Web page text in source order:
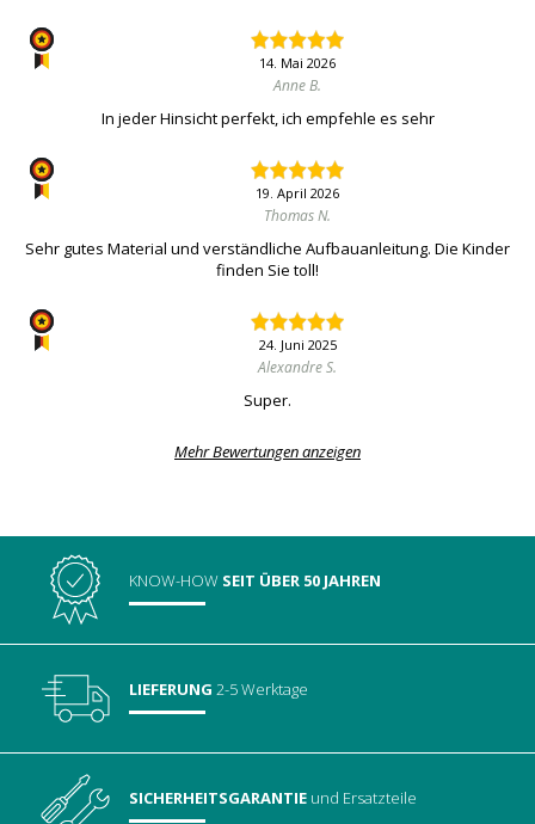
14. Mai 2026
Anne B.
In jeder Hinsicht perfekt, ich empfehle es sehr
19. April 2026
Thomas N.
Sehr gutes Material und verständliche Aufbauanleitung. Die Kinder
finden Sie toll!
24. Juni 2025
Alexandre S.
Super.
Mehr Bewertungen anzeigen
KNOW-HOW SEIT ÜBER 50 JAHREN
LIEFERUNG 2-5 Werktage
SICHERHEITSGARANTIE und Ersatzteile